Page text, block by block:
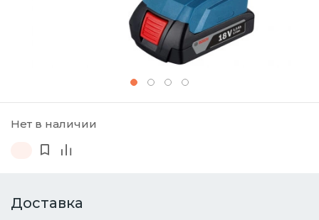
Нет в наличии
Доставка